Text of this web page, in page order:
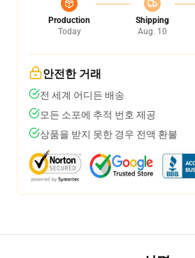
Production
Today
Shipping
Aug. 10
안전한 거래
전 세계 어디든 배송
모든 소포에 추적 번호 제공
상품을 받지 못한 경우 전액 환불